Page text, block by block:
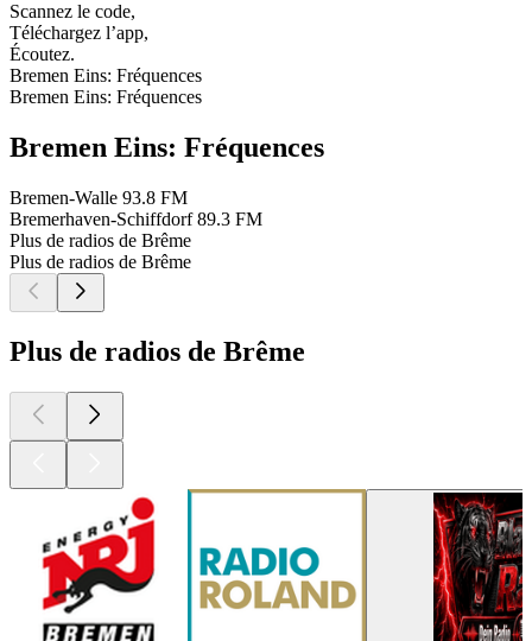
Scannez le code,
Téléchargez l’app,
Écoutez.
Bremen Eins: Fréquences
Bremen Eins: Fréquences
Bremen Eins: Fréquences
Bremen-Walle 93.8 FM
Bremerhaven-Schiffdorf 89.3 FM
Plus de radios de Brême
Plus de radios de Brême
Plus de radios de Brême